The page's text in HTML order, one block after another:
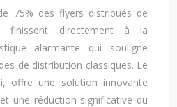
75% des flyers distribués de
finissent directement à la
alarmante qui souligne
de distribution classiques. Le
offre une solution innovante
une réduction significative du